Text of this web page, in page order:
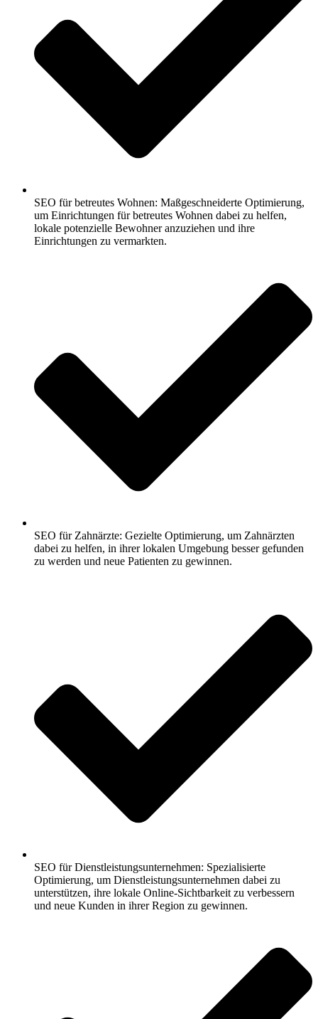
SEO für betreutes Wohnen: Maßgeschneiderte Optimierung,
um Einrichtungen für betreutes Wohnen dabei zu helfen,
lokale potenzielle Bewohner anzuziehen und ihre
Einrichtungen zu vermarkten.
SEO für Zahnärzte: Gezielte Optimierung, um Zahnärzten
dabei zu helfen, in ihrer lokalen Umgebung besser gefunden
zu werden und neue Patienten zu gewinnen.
SEO für Dienstleistungsunternehmen: Spezialisierte
Optimierung, um Dienstleistungsunternehmen dabei zu
unterstützen, ihre lokale Online-Sichtbarkeit zu verbessern
und neue Kunden in ihrer Region zu gewinnen.